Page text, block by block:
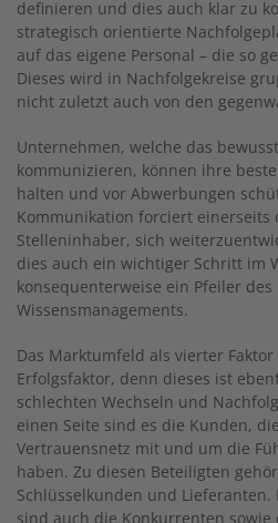
definieren und dies auch klar zu
strategisch orientierte
auf das eigene Personal – die so
Dieses wird in Nachfolgekreise
nicht zuletzt auch von den
Unternehmen, welche das
kommunizieren, können ihre
halten und vor Abwerbungen
Kommunikation forciert einerseits
Stelleninhaber, sich
dies auch ein wichtiger Schritt im
konsequenterweise ein Pfeiler
Wissensmanagements.
Das Marktumfeld als vierter
Erfolgsfaktor, denn dieses ist
schlechten Wechseln und
einen Seite sind es die Kunden,
Vertrauensnetz mit und um die
haben. Zu diesen Beteiligten
Schlüsselkunden und
sind auch die Konkurrenten sowie